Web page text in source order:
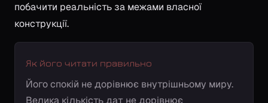
побачити реальність за межами власної
конструкції.
Як його читати правильно
Його спокій не дорівнює внутрішньому миру.
Велика кількість дат не дорівнює